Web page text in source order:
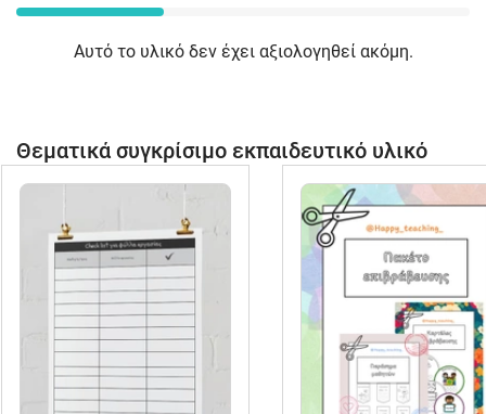
Αυτό το υλικό δεν έχει αξιολογηθεί ακόμη.
Θεματικά συγκρίσιμο εκπαιδευτικό υλικό